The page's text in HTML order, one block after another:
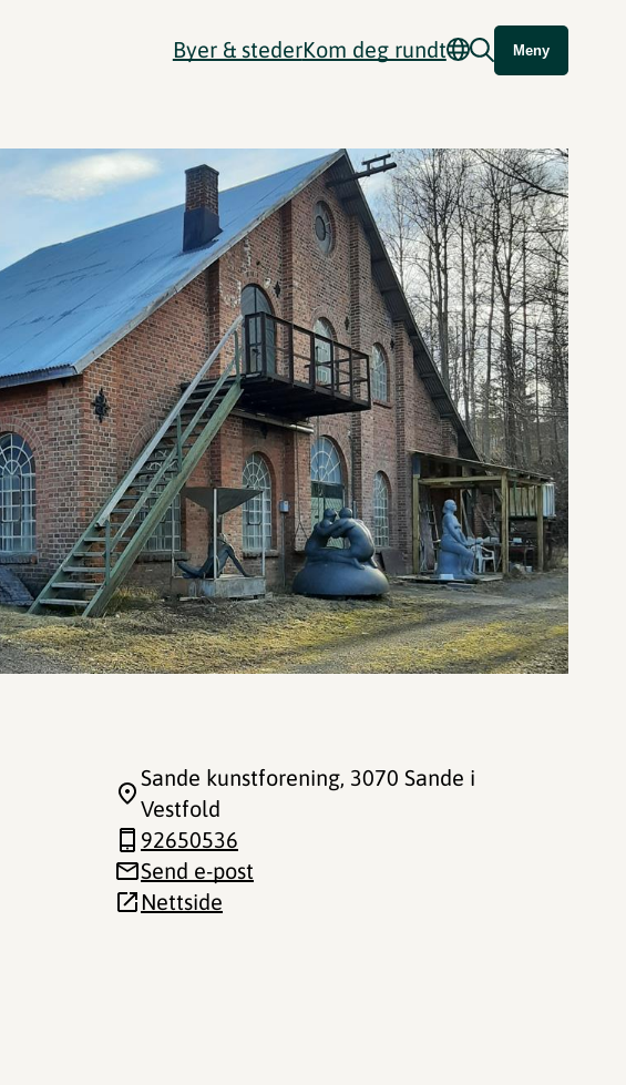
Byer & stederKom deg rundt Meny
Sande kunstforening, 3070 Sande i
Vestfold
92650536
Send e-post
Nettside